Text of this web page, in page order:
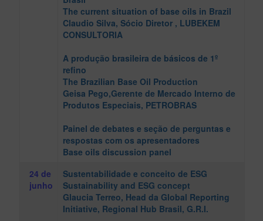
The current situation of base oils in Brazil
Claudio Silva, Sócio Diretor , LUBEKEM
CONSULTORIA
A produção brasileira de básicos de 1º
refino
The Brazilian Base Oil Production
Geisa Pego,Gerente de Mercado Interno de
Produtos Especiais, PETROBRAS
Painel de debates e seção de perguntas e
respostas com os apresentadores
Base oils discussion panel
24 de
junho
Sustentabilidade e conceito de ESG
Sustainability and ESG concept
Glaucia Terreo, Head da Global Reporting
Initiative, Regional Hub Brasil, G.R.I.